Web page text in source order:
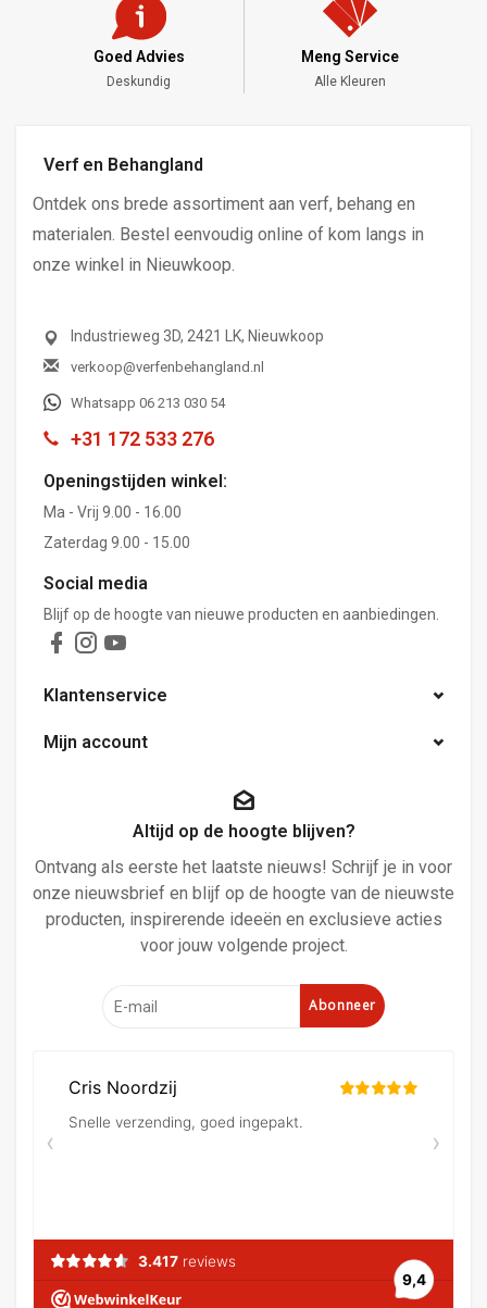
Meng Service
Alle Kleuren
Snelle Levering
DHL - PostNL
Verf en Behangland
Ontdek ons brede assortiment aan verf, behang en
materialen. Bestel eenvoudig online of kom langs in
onze winkel in Nieuwkoop.
Industrieweg 3D, 2421 LK, Nieuwkoop
verkoop@verfenbehangland.nl
Whatsapp 06 213 030 54
+31 172 533 276
Openingstijden winkel:
Ma - Vrij 9.00 - 16.00
Zaterdag 9.00 - 15.00
Social media
Blijf op de hoogte van nieuwe producten en aanbiedingen.
Klantenservice
Mijn account
Altijd op de hoogte blijven?
Ontvang als eerste het laatste nieuws! Schrijf je in voor
onze nieuwsbrief en blijf op de hoogte van de nieuwste
producten, inspirerende ideeën en exclusieve acties
voor jouw volgende project.
Abonneer